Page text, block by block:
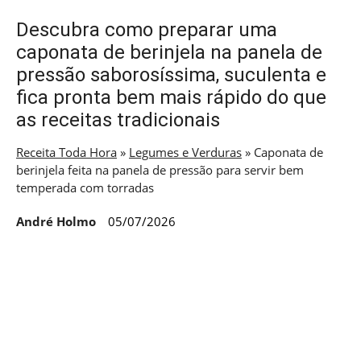
Descubra como preparar uma
caponata de berinjela na panela de
pressão saborosíssima, suculenta e
fica pronta bem mais rápido do que
as receitas tradicionais
Receita Toda Hora » Legumes e Verduras » Caponata de
berinjela feita na panela de pressão para servir bem
temperada com torradas
André Holmo 05/07/2026